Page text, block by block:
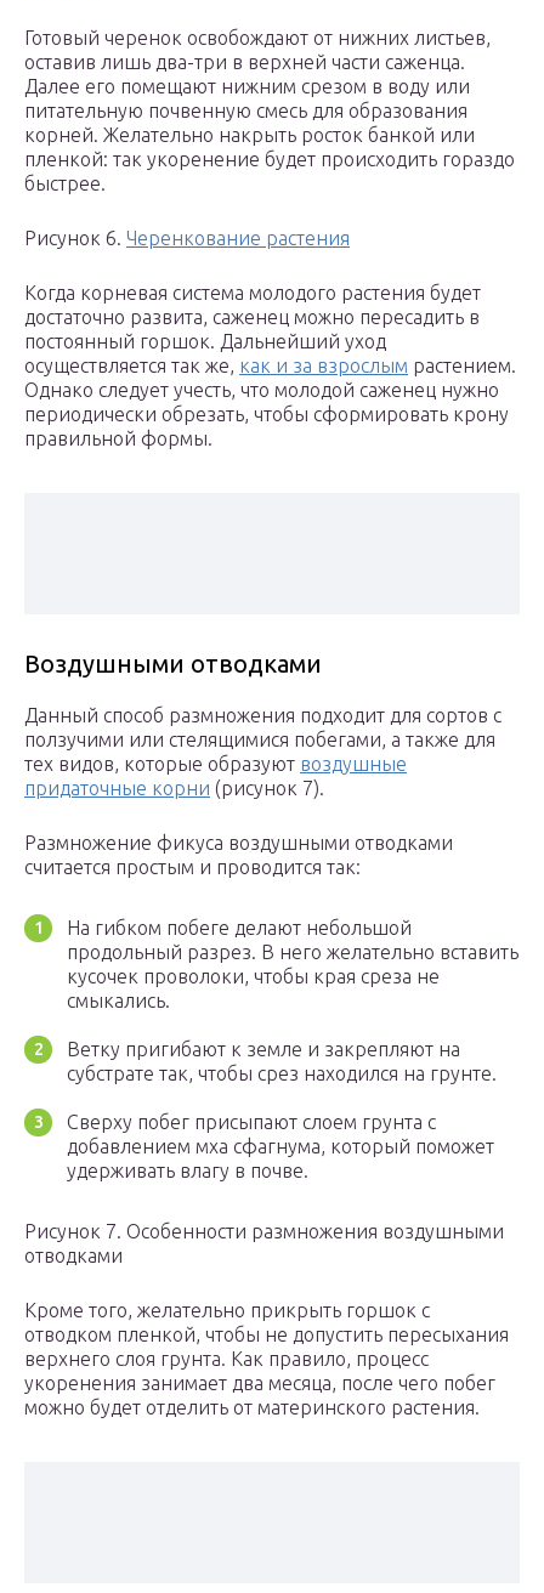
Готовый черенок освобождают от нижних листьев,
оставив лишь два-три в верхней части саженца.
Далее его помещают нижним срезом в воду или
питательную почвенную смесь для образования
корней. Желательно накрыть росток банкой или
пленкой: так укоренение будет происходить гораздо
быстрее.
Рисунок 6. Черенкование растения
Когда корневая система молодого растения будет
достаточно развита, саженец можно пересадить в
постоянный горшок. Дальнейший уход
осуществляется так же, как и за взрослым растением.
Однако следует учесть, что молодой саженец нужно
периодически обрезать, чтобы сформировать крону
правильной формы.
Воздушными отводками
Данный способ размножения подходит для сортов с
ползучими или стелящимися побегами, а также для
тех видов, которые образуют воздушные
придаточные корни (рисунок 7).
Размножение фикуса воздушными отводками
считается простым и проводится так:
На гибком побеге делают небольшой
продольный разрез. В него желательно вставить
кусочек проволоки, чтобы края среза не
смыкались.
Ветку пригибают к земле и закрепляют на
субстрате так, чтобы срез находился на грунте.
Сверху побег присыпают слоем грунта с
добавлением мха сфагнума, который поможет
удерживать влагу в почве.
Рисунок 7. Особенности размножения воздушными
отводками
Кроме того, желательно прикрыть горшок с
отводком пленкой, чтобы не допустить пересыхания
верхнего слоя грунта. Как правило, процесс
укоренения занимает два месяца, после чего побег
можно будет отделить от материнского растения.